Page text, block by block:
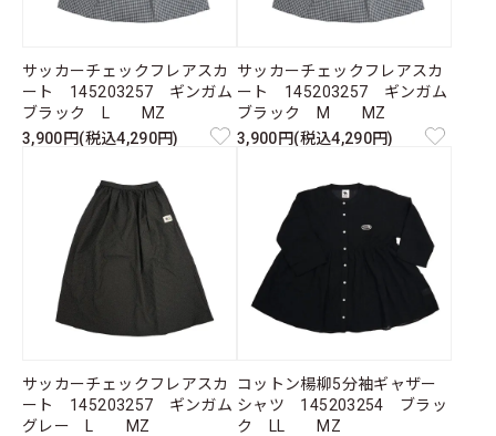
サッカーチェックフレアスカ
ート 145203257 ギンガム
ブラック L MZ
3,900円(税込4,290円)
サッカーチェックフレアスカ
ート 145203257 ギンガム
ブラック M MZ
3,900円(税込4,290円)
サッカーチェックフレアスカ
ート 145203257 ギンガム
グレー L MZ
コットン楊柳5分袖ギャザー
シャツ 145203254 ブラッ
ク LL MZ